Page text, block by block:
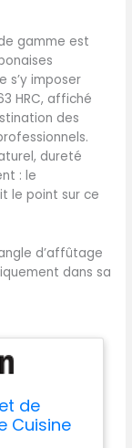
gamme est
s’y imposer
HRC, affiché
des
dureté
: le
le point sur ce
d’affûtage
dans sa
de
Cuisine